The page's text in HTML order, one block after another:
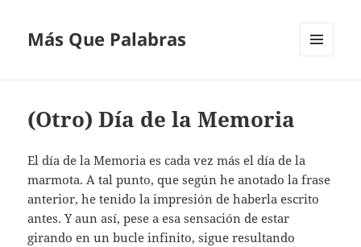
Más Que Palabras
(Otro) Día de la Memoria
El día de la Memoria es cada vez más el día de la
marmota. A tal punto, que según he anotado la frase
anterior, he tenido la impresión de haberla escrito
antes. Y aun así, pese a esa sensación de estar
girando en un bucle infinito, sigue resultando